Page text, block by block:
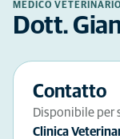
MEDICO VETERINARIO
Dott.
Contatto
Disponibile per
Clinica